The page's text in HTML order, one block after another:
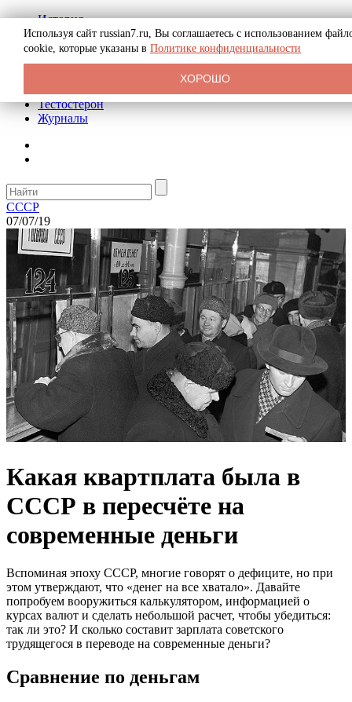
История
Биография
Криминал
Реклама на сайте
Тестостерон
Журналы
СССР
07/07/19
Какая квартплата была в
СССР в пересчёте на
современные деньги
Вспоминая эпоху СССР, многие говорят о дефиците, но при
этом утверждают, что «денег на все хватало». Давайте
попробуем вооружиться калькулятором, информацией о
курсах валют и сделать небольшой расчет, чтобы убедиться:
так ли это? И сколько составит зарплата советского
трудящегося в переводе на современные деньги?
Сравнение по деньгам
Используя сайт russian7.ru, Вы соглашаетесь с использованием
cookie, которые указаны в Политике конфиденциальности
ХОРОШО